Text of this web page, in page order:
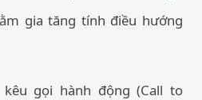
gia tăng tính điều hướng
gọi hành động (Call to